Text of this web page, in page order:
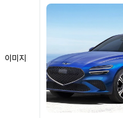
이미지